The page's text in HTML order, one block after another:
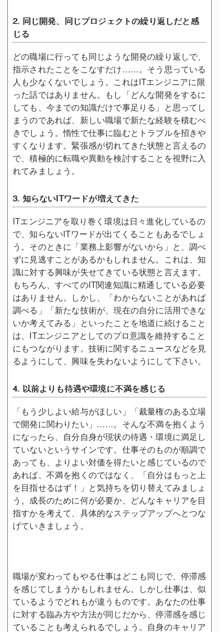
2. 同じ開発、同じプロジェクトの繰り返しだと感
じる
どの職場に行っても同じような開発の繰り返しで、
指示されたことをこなすだけ……。そう思っている
人も少なくないでしょう。これはITエンジニアに限
った話ではありません。もし「どんな開発をするに
しても、今までの知識だけで事足りる」と思ってし
まうのであれば、新しい職場で新たな経験を積むべ
きでしょう。惰性で仕事に臨むとトラブルを招きや
すくなります。緊張感が切れてきた状態と言えるの
で、積極的に転職や異動を検討することを視野に入
れてみましょう。
3. 知らないITワードが増えてきた
ITエンジニアを取り巻く環境は日々進化しているの
で、知らないITワードが出てくることもあるでしょ
う。そのときに「業務上影響がないから」と、調べ
ずに見逃すことがあるかもしれません。これは、知
識に対する興味が失せてきている状態と言えます。
もちろん、すべてのIT関連知識に精通している必要
はありません。しかし、「わからないことがあれば
調べる」「新たな技術が、現在の自分に活用できな
いか考えてみる」といったことを地道に続けること
は、ITエンジニアとしてのプロ意識を維持すること
にもつながります。技術に関するニュースなどを見
るようにして、興味を失わないようにして下さい。
4. 以前よりも待遇や環境に不満を感じる
「もう少しよい給与がほしい」「裁量権のある立場
で開発に関わりたい」……。そんな不満を抱くよう
になったら、自分自身が現状の待遇・環境に満足し
ていないというサインです。仕事そのものが順調で
あっても、よりよい対価を得たいと感じているので
あれば、不満を抱くのではなく、「自分はもっと上
を目指せるはず！」と気持ちを切り替えてみましょ
う。成長のために何が必要か、どんなキャリアを目
指すかを考えて、具体的なステップアップへとつな
げていきましょう。
職場が変わってもやる仕事はどこも同じで、停滞感
を感じてしまうかもしれません。しかし仕事は、似
ているようでどれもが違うものです。あなたの仕事
に対する臨み方や方法が同じだから、停滞感を感じ
ていることも考えられるでしょう。自身のキャリア